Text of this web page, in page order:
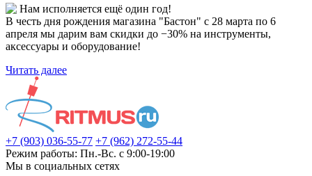
Нам исполняется ещё один год!
В честь дня рождения магазина "Бастон" с 28 марта по 6
апреля мы дарим вам скидки до −30% на инструменты,
аксессуары и оборудование!
Читать далее
+7 (903) 036-55-77 +7 (962) 272-55-44
Режим работы: Пн.-Вс. с 9:00-19:00
Мы в социальных сетях